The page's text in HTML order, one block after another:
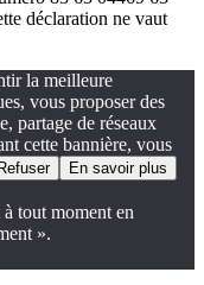
déclaration ne vaut
la meilleure
vous proposer des
partage de réseaux
cette bannière, vous
Refuser En savoir plus
tout moment en
».